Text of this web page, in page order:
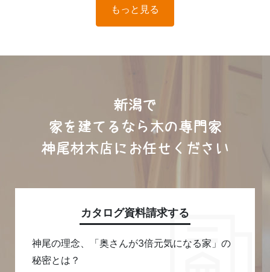
もっと見る
新潟で
家を建てるなら木の専門家
神尾材木店にお任せください
カタログ資料請求する
神尾の理念、「奥さんが3倍元気になる家」の
秘密とは？